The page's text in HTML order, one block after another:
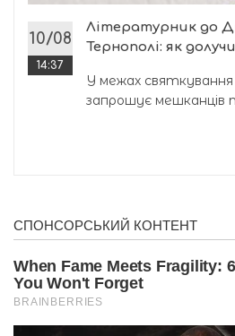
10/08
14:37
Літературник до
Тернополі: як
У межах святкування
запрошує мешканців